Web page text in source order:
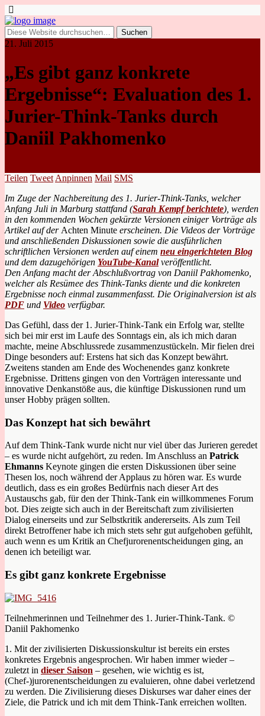
21. Juli 2015
„Es gibt ganz konkrete
Ergebnisse“: Evaluation des 1.
Jurier-Think-Tanks durch
Daniil Pakhomenko
Teilen Tweet Anpinnen Mail SMS
Im Zuge der Nachbereitung des 1. Jurier-Think-Tanks, welcher
Anfang Juli in Marburg stattfand (Sarah Kempf berichtete), werden
in den kommenden Wochen gekürzte Versionen einiger Vorträge als
Artikel auf der Achten Minute erscheinen. Die Videos der Vorträge
und anschließenden Diskussionen sowie die ausführlichen
schriftlichen Versionen werden auf einem neu eingerichteten Blog
und dem dazugehörigen YouTube-Kanalveröffentlicht.
Den Anfang macht der Abschlußvortrag von Daniil Pakhomenko,
welcher als Resümee des Think-Tanks diente und die konkreten
Ergebnisse noch einmal zusammenfasst. Die Originalversion ist als
PDF und Video verfügbar.
Das Gefühl, dass der 1. Jurier-Think-Tank ein Erfolg war, stellte
sich bei mir erst im Laufe des Sonntags ein, als ich mich daran
machte, meine Abschlussrede zusammenzustückeln. Mir fielen drei
Dinge besonders auf: Erstens hat sich das Konzept bewährt.
Zweitens standen am Ende des Wochenendes ganz konkrete
Ergebnisse. Drittens gingen von den Vorträgen interessante und
innovative Denkanstöße aus, die künftige Diskussionen rund um
unser Hobby prägen sollten.
Das Konzept hat sich bewährt
Auf dem Think-Tank wurde nicht nur viel über das Jurieren geredet
– es wurde nicht aufgehört, zu reden. Im Anschluss an Patrick
Ehmanns Keynote gingen die ersten Diskussionen über seine
Thesen los, noch während der Applaus zu hören war. Es wurde
deutlich, dass es ein großes Bedürfnis nach dieser Art des
Austauschs gab, für den der Think-Tank ein willkommenes Forum
bot. Dies zeigte sich auch in der Bereitschaft zum zivilisierten
Dialog einerseits und zur Selbstkritik andererseits. Als zum Teil
direkt Betroffener habe ich mich stets sehr gut aufgehoben gefühlt,
auch wenn es um Kritik an Chefjurorenentscheidungen ging, an
denen ich beteiligt war.
Es gibt ganz konkrete Ergebnisse
Teilnehmerinnen und Teilnehmer des 1. Jurier-Think-Tank. ©
Daniil Pakhomenko
1. Mit der zivilisierten Diskussionskultur ist bereits ein erstes
konkretes Ergebnis angesprochen. Wir haben immer wieder –
zuletzt in dieser Saison – gesehen, wie wichtig es ist,
(Chef-)jurorenentscheidungen zu evaluieren, ohne dabei verletzend
zu werden. Die Zivilisierung dieses Diskurses war daher eines der
Ziele, die Patrick und ich mit dem Think-Tank erreichen wollten.